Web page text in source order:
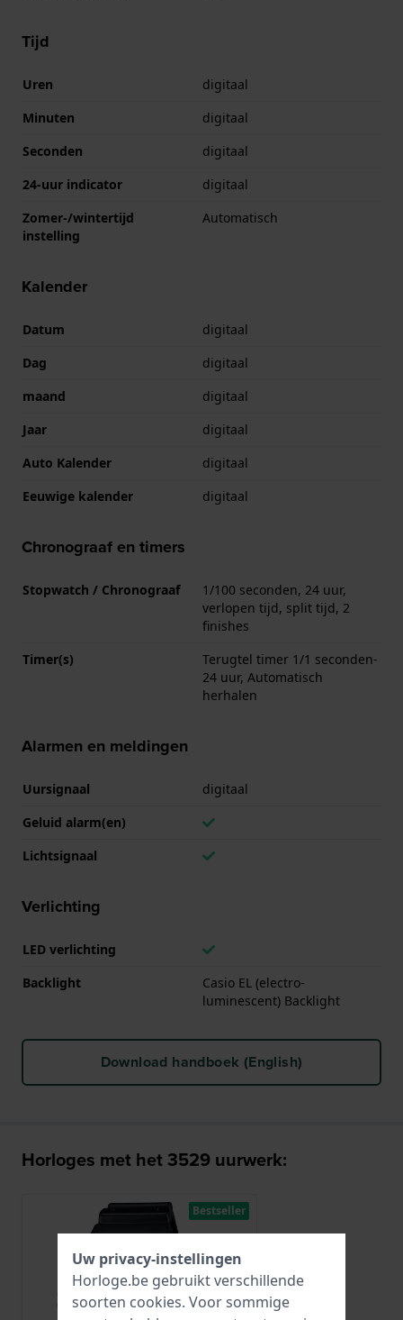
Tijd
Uren
digitaal
Minuten
digitaal
Seconden
digitaal
24-uur indicator
digitaal
Zomer-/wintertijd
instelling
Automatisch
Kalender
Datum
digitaal
Dag
digitaal
maand
digitaal
Jaar
digitaal
Auto Kalender
digitaal
Eeuwige kalender
digitaal
Chronograaf en timers
Stopwatch / Chronograaf
1/100 seconden, 24 uur,
verlopen tijd, split tijd, 2
finishes
Timer(s)
Terugtel timer 1/1 seconden-
24 uur, Automatisch
herhalen
Alarmen en meldingen
Uursignaal
digitaal
Geluid alarm(en)
Lichtsignaal
Verlichting
LED verlichting
Backlight
Casio EL (electro-
luminescent) Backlight
Download handboek (English)
Horloges met het 3529 uurwerk:
Bestseller
Uw privacy-instellingen
Horloge.be gebruikt verschillende
soorten cookies. Voor sommige